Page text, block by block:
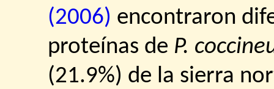
(2006) encontraron
proteínas de P.
(21.9%) de la sierra